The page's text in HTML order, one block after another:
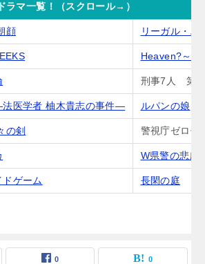
ラマ一覧！（スクロール→）
顔 リーガル・ハ
Heaven?～ご
刑事7人 第5
医学者 柚木貴志の事件― ルパンの娘
の剣 警視庁ゼロ係
W県警の悲劇
ドゲーム 長閑の庭
0 0